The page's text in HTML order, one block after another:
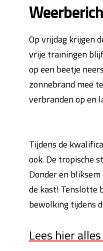
Op vrijdag krijgen
vrije trainingen
op een beetje
zonnebrand mee
verbranden op en
Tijdens de
ook. De tropische
Donder en
de kast! Tenslotte
bewolking tijdens
Lees hier